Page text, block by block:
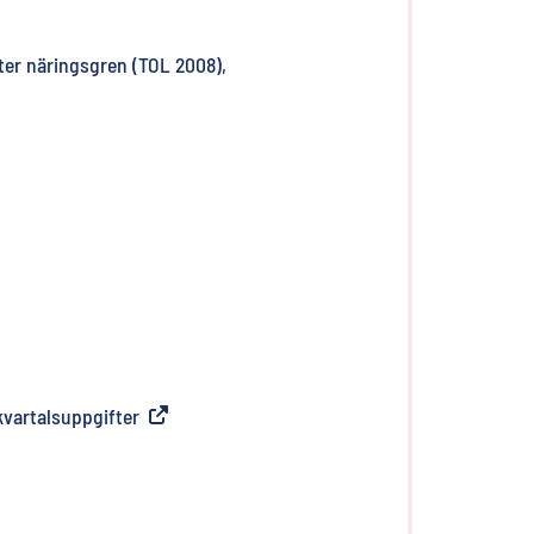
näringsgren (TOL 2008),
länk
Extern länk